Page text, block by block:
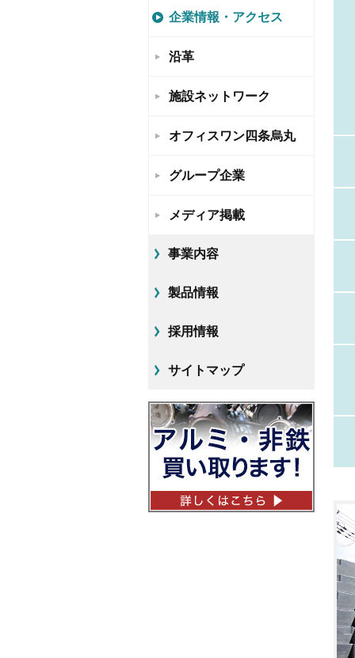
企業情報・アクセス
沿革
施設ネットワーク
オフィスワン四条烏丸
グループ企業
メディア掲載
事業内容
製品情報
採用情報
サイトマップ